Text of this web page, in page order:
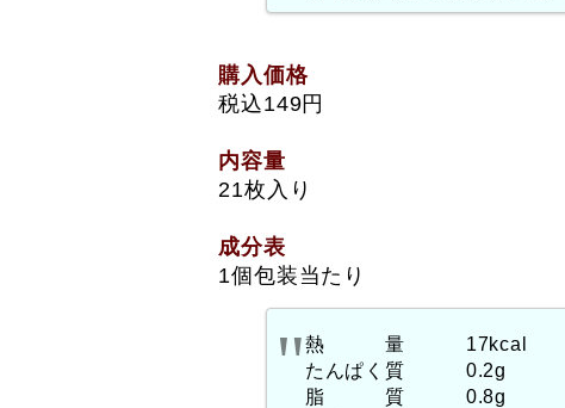
購入価格
税込149円
内容量
21枚入り
成分表
1個包装当たり
熱 量 17kcal
たんぱく質 0.2g
脂 質 0.8g